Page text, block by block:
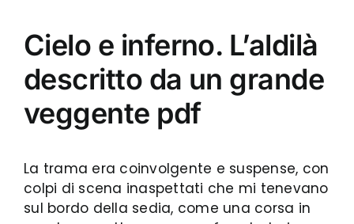
Cielo e inferno. L’aldilà
descritto da un grande
veggente pdf
La trama era coinvolgente e suspense, con
colpi di scena inaspettati che mi tenevano
sul bordo della sedia, come una corsa in